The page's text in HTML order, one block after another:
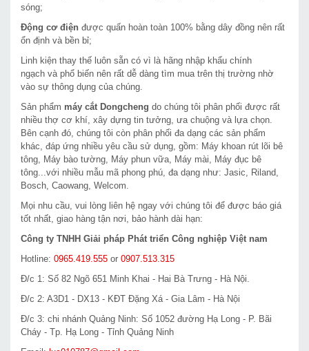
sóng;
Động cơ điện được quấn hoàn toàn 100% bằng dây đồng nên rất
ổn định và bền bỉ;
Linh kiện thay thế luôn sẵn có vì là hãng nhập khẩu chính
ngạch và phổ biến nên rất dễ dàng tìm mua trên thị trường nhờ
vào sự thông dụng của chúng.
Sản phẩm máy cắt Dongcheng do chúng tôi phân phối được rất
nhiều thợ cơ khí, xây dựng tin tưởng, ưa chuộng và lựa chọn.
Bên cạnh đó, chúng tôi còn phân phối đa dạng các sản phẩm
khác, đáp ứng nhiều yêu cầu sử dụng, gồm: Máy khoan rút lõi bê
tông, Máy bào tường, Máy phun vữa, Máy mài, Máy đục bê
tông...với nhiều mẫu mã phong phú, đa dạng như: Jasic, Riland,
Bosch, Caowang, Welcom.
Mọi nhu cầu, vui lòng liên hệ ngay với chúng tôi để được báo giá
tốt nhất, giao hàng tận nơi, bảo hành dài hạn:
Công ty TNHH Giải pháp Phát triển Công nghiệp Việt nam
Hotline: 0965.419.555 or 0907.513.315
Đ/c 1: Số 82 Ngõ 651 Minh Khai - Hai Bà Trưng - Hà Nội.
Đ/c 2: A3D1 - DX13 - KĐT Đặng Xá - Gia Lâm - Hà Nội
Đ/c 3: chi nhánh Quảng Ninh: Số 1052 đường Hạ Long - P. Bãi
Cháy - Tp. Hạ Long - Tỉnh Quảng Ninh